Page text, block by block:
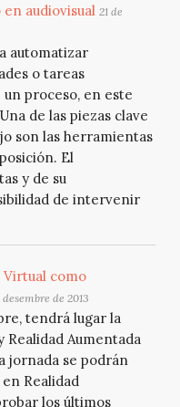
audiovisual 21 de
automatizar
o tareas
proceso, en este
de las piezas clave
son las herramientas
El
y de su
de intervenir
Virtual como
desembre de 2013
tendrá lugar la
Realidad Aumentada
jornada se podrán
Realidad
los últimos